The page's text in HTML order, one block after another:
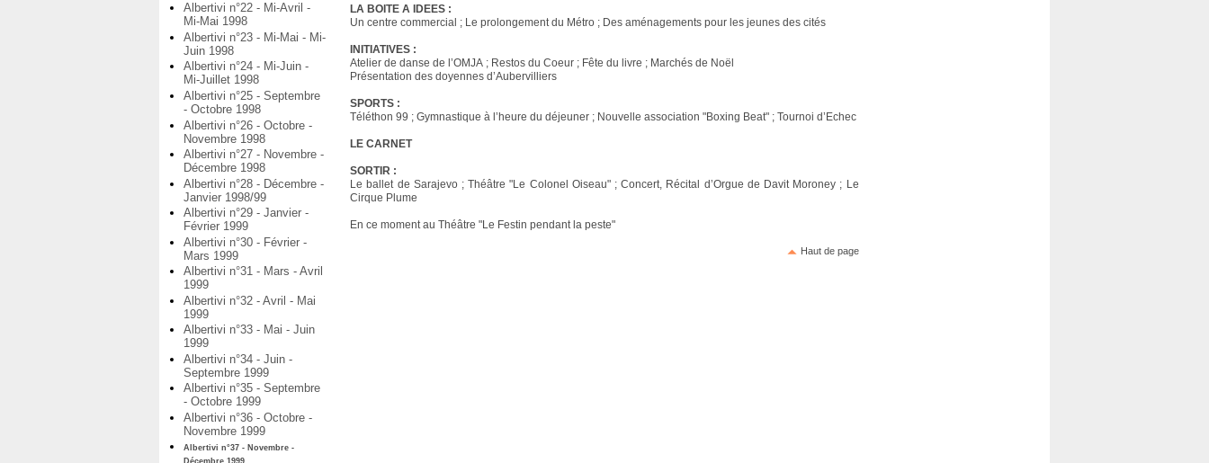
Albertivi n°22 - Mi-Avril -
Mi-Mai 1998
Albertivi n°23 - Mi-Mai - Mi-
Juin 1998
Albertivi n°24 - Mi-Juin -
Mi-Juillet 1998
Albertivi n°25 - Septembre
- Octobre 1998
Albertivi n°26 - Octobre -
Novembre 1998
Albertivi n°27 - Novembre -
Décembre 1998
Albertivi n°28 - Décembre -
Janvier 1998/99
Albertivi n°29 - Janvier -
Février 1999
Albertivi n°30 - Février -
Mars 1999
Albertivi n°31 - Mars - Avril
1999
Albertivi n°32 - Avril - Mai
1999
Albertivi n°33 - Mai - Juin
1999
Albertivi n°34 - Juin -
Septembre 1999
Albertivi n°35 - Septembre
- Octobre 1999
Albertivi n°36 - Octobre -
Novembre 1999
Albertivi n°37 - Novembre -
LA BOITE A IDEES :
Un centre commercial ; Le prolongement du Métro ; Des aménagements pour les jeunes des cités
INITIATIVES :
Atelier de danse de l’OMJA ; Restos du Coeur ; Fête du livre ; Marchés de Noël
Présentation des doyennes d’Aubervilliers
SPORTS :
Téléthon 99 ; Gymnastique à l’heure du déjeuner ; Nouvelle association "Boxing Beat" ; Tournoi d’Echec
LE CARNET
SORTIR :
Le ballet de Sarajevo ; Théâtre "Le Colonel Oiseau" ; Concert, Récital d’Orgue de Davit Moroney ; Le
Cirque Plume
En ce moment au Théâtre "Le Festin pendant la peste"
Haut de page